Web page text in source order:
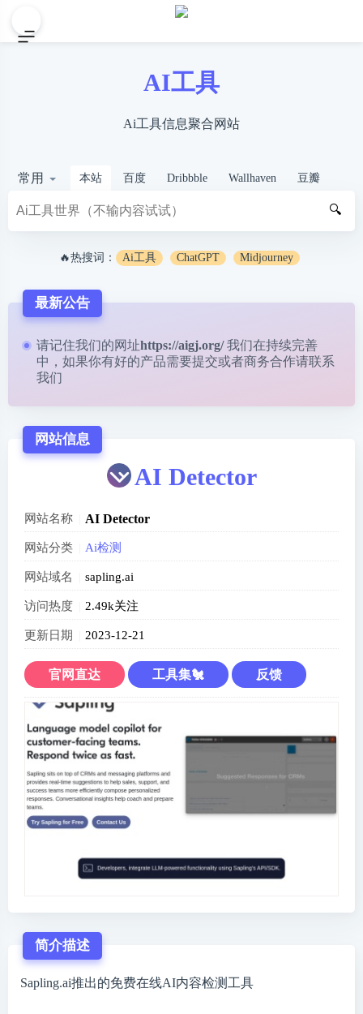
AI工具
Ai工具信息聚合网站
常用 本站 百度 Dribbble Wallhaven 豆瓣
🔍
🔥热搜词： Ai工具 ChatGPT Midjourney
最新公告
请记住我们的网址https://aigj.org/ 我们在持续完善
中，如果你有好的产品需要提交或者商务合作请联系
我们
网站信息
AI Detector
网站名称 AI Detector
网站分类 Ai检测
网站域名 sapling.ai
访问热度 2.49k关注
更新日期 2023-12-21
官网直达 工具集🐔 反馈
简介描述
Sapling.ai推出的免费在线AI内容检测工具